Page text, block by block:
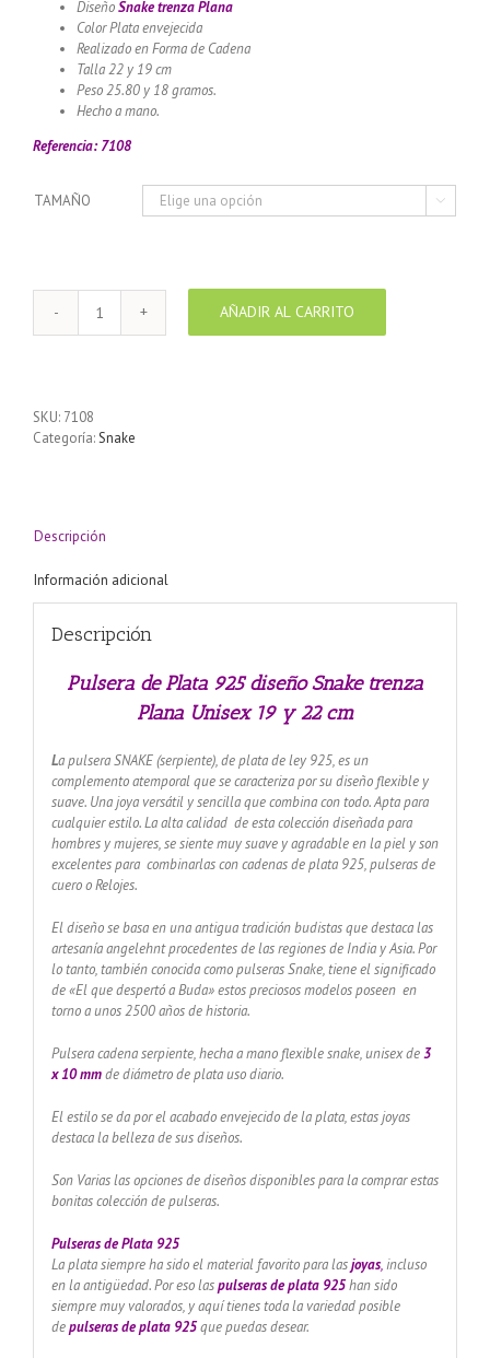
DiseñoSnaketrenza Plana
Color Plata envejecida
Realizado en Forma de Cadena
Talla 22 y 19 cm
Peso 25.80 y 18 gramos.
Hecho a mano.
Referencia: 7108
TAMAÑO 
Pulsera
de
trenza
cm
cantidad
AÑADIR AL CARRITO
SKU: 7108
Categoría:Snake
Descripción
Información adicional
Descripción
Pulsera de Plata 925 diseño Snake trenza
Plana Unisex 19 y 22 cm
La pulsera SNAKE (serpiente), de plata de ley 925, es un
complemento atemporal que se caracteriza por su diseño flexible y
suave. Una joya versátil y sencilla que combina con todo. Apta para
cualquier estilo. La alta calidad de esta colección diseñada para
hombres y mujeres, se siente muy suave y agradable en la piel y son
excelentes para combinarlas con cadenas de plata 925, pulseras de
cuero o Relojes.
El diseño se basa en una antigua tradición budistas que destaca las
artesanía angelehnt procedentes de las regiones de India y Asia. Por
lo tanto, también conocida como pulseras Snake, tiene el significado
de «El que despertó a Buda» estos preciosos modelos poseen en
torno a unos 2500 años de historia.
Pulsera cadena serpiente, hecha a mano flexible snake, unisex de3
x 10mmde diámetro de plata uso diario.
El estilo se da por el acabado envejecido de la plata, estas joyas
destaca la belleza de sus diseños.
Son Varias las opciones de diseños disponibles para la comprar estas
bonitas colección de pulseras.
Pulseras de Plata 925
La plata siempre ha sido el material favorito para las joyas,incluso
en la antigüedad. Por eso laspulseras de plata 925 han sido
siempre muy valorados, y aquí tienes toda la variedad posible
depulseras de plata 925que puedas desear.